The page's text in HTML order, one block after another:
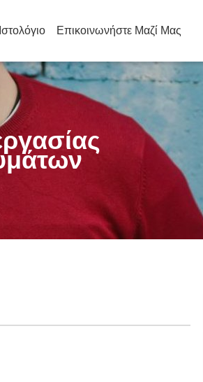
Ιστολόγιο Επικοινωνήστε Μαζί Μας